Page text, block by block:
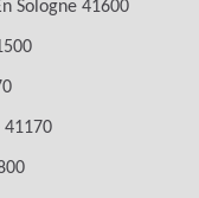
Sologne 41600
41170